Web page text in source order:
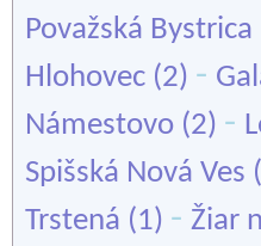
Považská Bystrica
Hlohovec (2) -
Námestovo (2) -
Spišská Nová Ves
Trstená (1) - Žiar